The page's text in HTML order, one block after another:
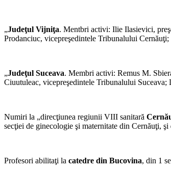
„Judeţul Vijniţa. Mentbri activi: Ilie Ilasievici,
Prodanciuc, vicepreşedintele Tribunalului
„Judeţul Suceava. Membri activi: Remus M.
Ciuutuleac, vicepreşedintele Tribunalului
Numiri la „direcţiunea regiunii VIII sanitară
secţiei de ginecologie şi maternitate din Cernăuţi,
Profesori abilitaţi la catedre din Bucovina, din 1